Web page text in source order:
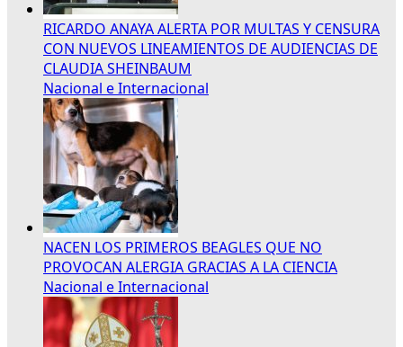
RICARDO ANAYA ALERTA POR MULTAS Y CENSURA
CON NUEVOS LINEAMIENTOS DE AUDIENCIAS DE
CLAUDIA SHEINBAUM
Nacional e Internacional
NACEN LOS PRIMEROS BEAGLES QUE NO
PROVOCAN ALERGIA GRACIAS A LA CIENCIA
Nacional e Internacional